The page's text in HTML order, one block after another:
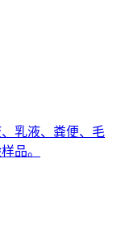
乳液、粪便、毛
品。